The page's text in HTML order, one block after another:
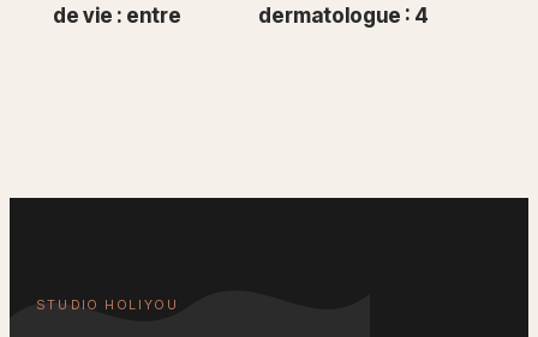
de vie : entre
dermatologue : 4
STUDIO HOLIYOU